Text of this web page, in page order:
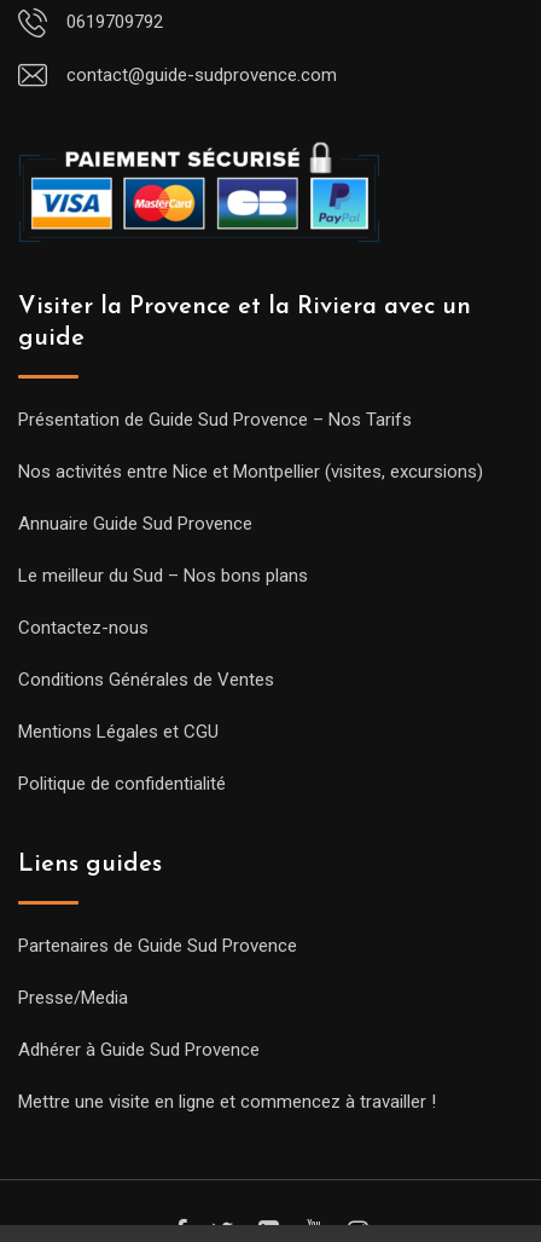
0619709792
contact@guide-sudprovence.com
Visiter la Provence et la Riviera avec un
guide
Présentation de Guide Sud Provence – Nos Tarifs
Nos activités entre Nice et Montpellier (visites, excursions)
Annuaire Guide Sud Provence
Le meilleur du Sud – Nos bons plans
Contactez-nous
Conditions Générales de Ventes
Mentions Légales et CGU
Politique de confidentialité
Liens guides
Partenaires de Guide Sud Provence
Presse/Media
Adhérer à Guide Sud Provence
Mettre une visite en ligne et commencez à travailler !